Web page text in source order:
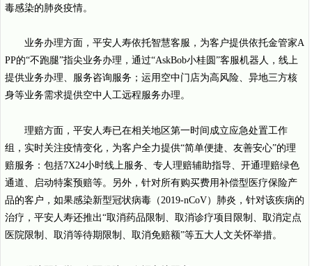
毒感染的肺炎疫情。
业务办理方面，平安人寿依托智慧客服，为客户提供依托金管家A
PP的“不跑腿”指尖业务办理，通过“AskBob小桂圆”客服机器人，线上
提供业务办理、服务咨询服务；运用空中门店为高风险、异地三方核
身等业务需求提供空中人工远程服务办理。
理赔方面，平安人寿已在相关地区第一时间成立应急处置工作
组，实时关注疫情变化，为客户全力提供“简单便捷、友善安心”的理
赔服务：包括7X24小时线上服务、专人理赔辅助指导、开通理赔绿色
通道、启动特案预赔等。另外，针对所有购买费用补偿型医疗保险产
品的客户，如果感染新型冠状病毒（2019-nCoV）肺炎，针对该疾病的
治疗，平安人寿还推出“取消药品限制、取消诊疗项目限制、取消定点
医院限制、取消等待期限制、取消免赔额”等五大人文关怀举措。